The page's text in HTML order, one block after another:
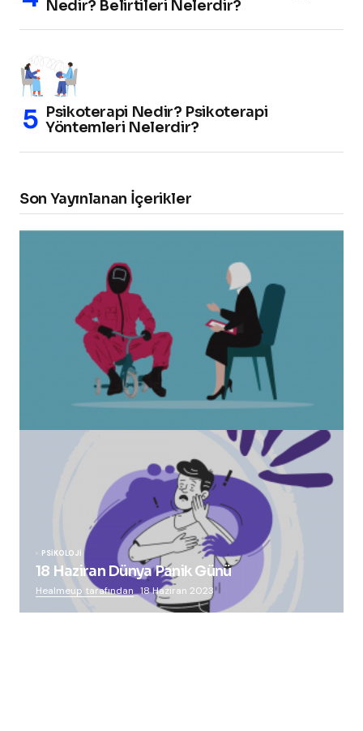
Nedir? Belirtileri Nelerdir?
Psikoterapi Nedir? Psikoterapi
Yöntemleri Nelerdir?
Son Yayınlanan İçerikler
“Squid Game” Bize Ne Anlatmak İstiyor?
PSIKOLOJI
18 Haziran Dünya Panik Günü
Healmeup tarafından 18 Haziran 2023